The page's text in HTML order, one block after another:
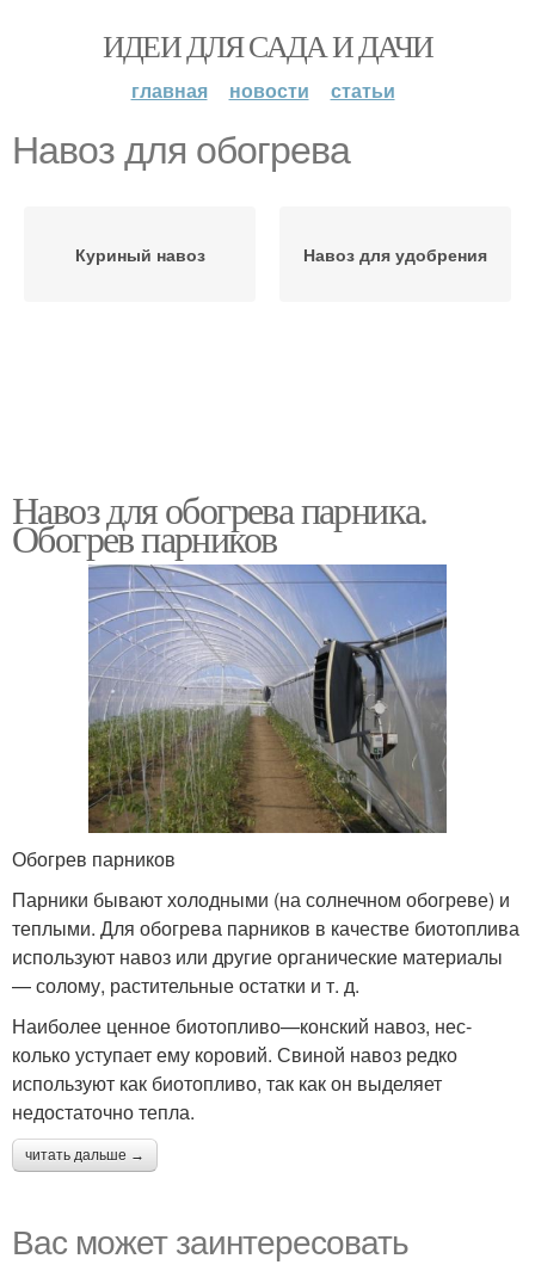
ИДЕИ ДЛЯ САДА И ДАЧИ
главная новости статьи
Навоз для обогрева
Куриный навоз Навоз для удобрения
Навоз для обогрева парника.
Обогрев парников
Обогрев парников
Парники бывают холодными (на солнечном обогре­ве) и
теплыми. Для обогрева парников в качестве биотоплива
используют навоз или другие органические материалы
— солому, растительные остатки и т. д.
Наиболее ценное биотопливо—конский навоз, нес­
колько уступает ему коровий. Свиной навоз редко
используют как биотопливо, так как он выделяет
недостаточно тепла.
читать дальше →
Вас может заинтересовать